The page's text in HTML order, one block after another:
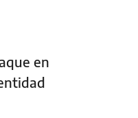
en